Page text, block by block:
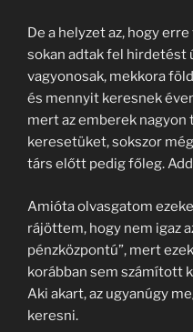
De a helyzet az, hogy
sokan adtak fel hirdetést
vagyonosak, mekkora
és mennyit keresnek
mert az emberek
keresetüket, sokszor
társ előtt pedig főleg.
Amióta olvasgatom
rájöttem, hogy nem igaz
pénzközpontú”, mert
korábban sem számított
Aki akart, az ugyanúgy
keresni.